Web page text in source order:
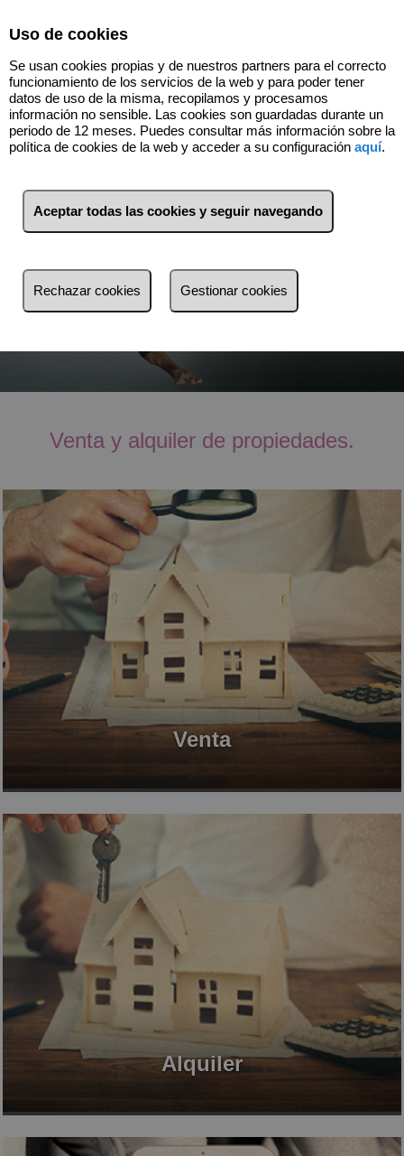
Venta y alquiler de propiedades.
Venta
Alquiler
Uso de cookies
Se usan cookies propias y de nuestros partners para el correcto
funcionamiento de los servicios de la web y para poder tener
datos de uso de la misma, recopilamos y procesamos
información no sensible. Las cookies son guardadas durante un
periodo de 12 meses. Puedes consultar más información sobre la
política de cookies de la web y acceder a su configuración aquí.
Aceptar todas las cookies y seguir navegando
Rechazar cookies Gestionar cookies